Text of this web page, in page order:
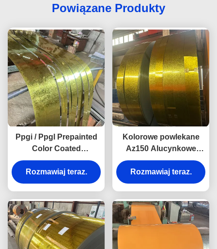
Powiązane Produkty
Ppgi / Ppgl Prepainted
Color Coated
Galvanized Steel Sheet
Ppgi Coils
Rozmawiaj teraz.
Kolorowe powlekane
Az150 Alucynkowe
cewki stalowe
Przedfarbowane
Galvalume PPGI PPGL
Rozmawiaj teraz.